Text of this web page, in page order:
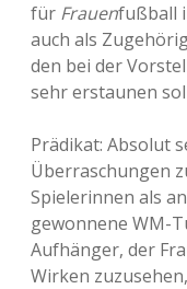
für Frauenfußball
auch als
den bei der
sehr erstaunen
Prädikat: Absolut
Überraschungen
Spielerinnen als
gewonnene WM-
Aufhänger, der
Wirken